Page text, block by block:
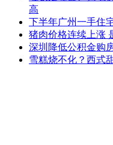
高
下半年广州一手住
猪肉价格连续上涨
深圳降低公积金购
雪糕烧不化？西式